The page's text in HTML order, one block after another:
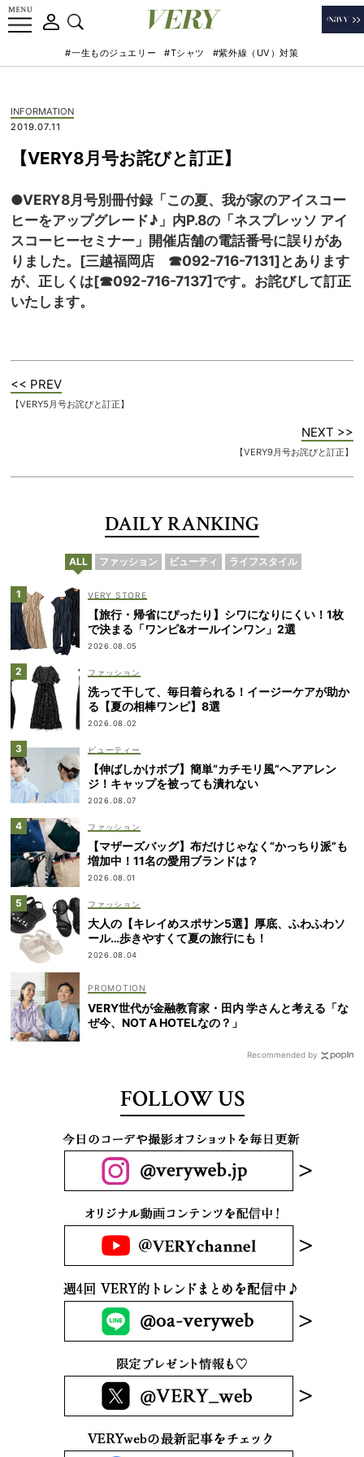
#一生ものジュエリー #Tシャツ #紫外線（UV）対策
INFORMATION
2019.07.11
【VERY8月号お詫びと訂正】
●VERY8月号別冊付録「この夏、我が家のアイスコー
ヒーをアップグレード♪」内P.8の「ネスプレッソ アイ
スコーヒーセミナー」開催店舗の電話番号に誤りがあ
りました。[三越福岡店 ☎092-716-7131]とあります
が、正しくは[☎092-716-7137]です。お詫びして訂正
いたします。
<< PREV
【VERY5月号お詫びと訂正】
NEXT >>
【VERY9月号お詫びと訂正】
DAILY RANKING
ALL ファッション ビューティ ライフスタイル
VERY STORE
【旅行・帰省にぴったり】シワになりにくい！1枚
で決まる「ワンピ&オールインワン」2選
2026.08.05
ファッション
洗って干して、毎日着られる！イージーケアが助か
る【夏の相棒ワンピ】8選
2026.08.02
ビューティー
【伸ばしかけボブ】簡単“カチモリ風”ヘアアレン
ジ！キャップを被っても潰れない
2026.08.07
ファッション
【マザーズバッグ】布だけじゃなく“かっちり派”も
増加中！11名の愛用ブランドは？
2026.08.01
ファッション
大人の【キレイめスポサン5選】厚底、ふわふわソ
ール…歩きやすくて夏の旅行にも！
2026.08.04
VERY世代が金融教育家・田内 学さんと考える「な
ぜ今、NOT A HOTELなの？」
Recommended by
FOLLOW US